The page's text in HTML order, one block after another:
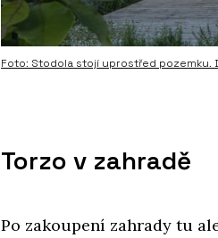
Foto: Stodola stojí uprostřed pozemku.
Torzo v zahradě
Po zakoupení zahrady tu